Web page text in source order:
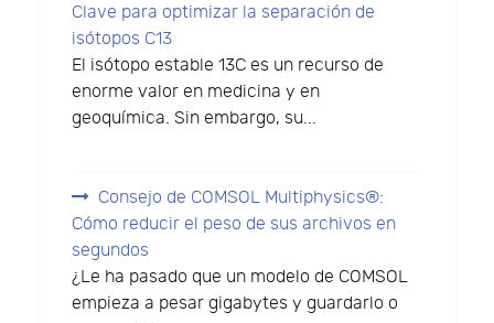
Clave para optimizar la separación de
isótopos C13
El isótopo estable 13C es un recurso de
enorme valor en medicina y en
geoquímica. Sin embargo, su...
Consejo de COMSOL Multiphysics®:
Cómo reducir el peso de sus archivos en
segundos
¿Le ha pasado que un modelo de COMSOL
empieza a pesar gigabytes y guardarlo o